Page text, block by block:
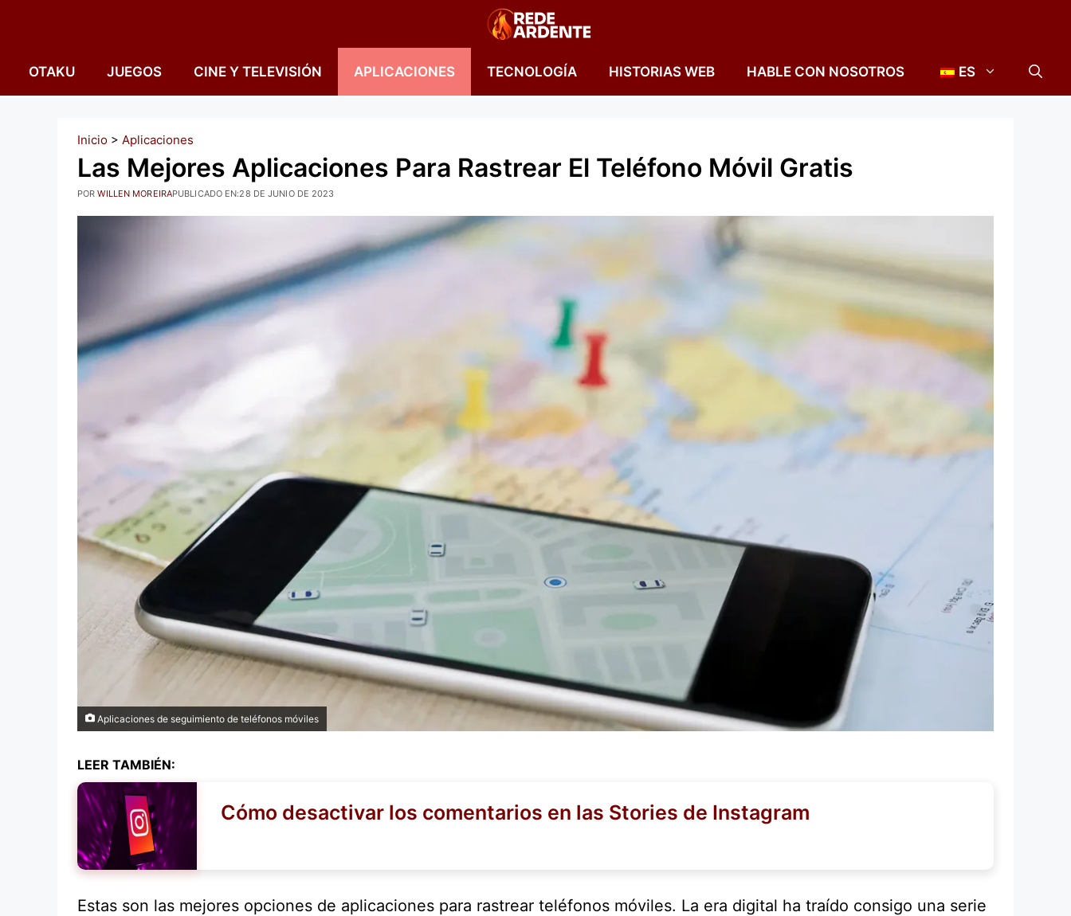
OTAKU JUEGOS CINE Y TELEVISIÓN APLICACIONES TECNOLOGÍA HISTORIAS WEB HABLE CON NOSOTROS ES
Inicio > Aplicaciones
Las Mejores Aplicaciones Para Rastrear El Teléfono Móvil Gratis
PUBLICADO EN:28 DE JUNIO DE 2023
PORWILLEN MOREIRA
Aplicaciones de seguimiento de teléfonos móviles
LEER TAMBIÉN:
Cómo desactivar los comentarios en las Stories de Instagram
Estas son las mejores opciones de aplicaciones para rastrear teléfonos móviles. La era digital ha traído consigo una serie